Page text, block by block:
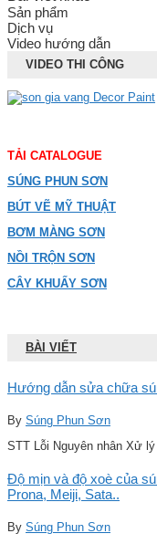
Sản phẩm
Dịch vụ
Video hướng dẫn
VIDEO THI CÔNG
TẢI CATALOGUE
SÚNG PHUN SƠN
BÚT VẼ MỸ THUẬT
BƠM MÀNG SƠN
NỒI TRỘN SƠN
CÂY KHUẤY SƠN
BÀI VIẾT
Hướng dẫn sửa chữa
By Súng Phun Sơn
STT Lỗi Nguyên nhân Xử
Độ mịn và độ xoè của
Prona, Meiji, Sata..
By Súng Phun Sơn